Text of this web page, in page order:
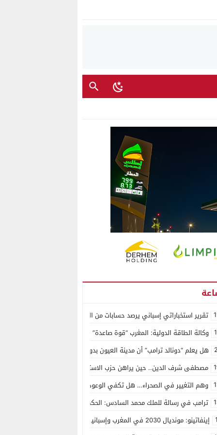
تقرير استخباراتي إسباني يرصد حسابات من الجزائر وأرقاما بـ”213+” ضمن حملة رقمية منظمة حرّضت على اقتحام سبتة
وكالة الطاقة الدولية: المغرب “قوة صاعدة” في سوق المعادن الاستراتيجية
هل يعلم “دونالد ترامب” أن مدينة العيون بدون ماء؟
مصطفى شرف الدين.. حين يراهن حزب الاستقلال على الكفاءة ويمنح الشباب
وهم التغيير في الصحراء… هل تكفي الوعود الفارغة لصناعة الواقع؟
ترامب في رسالة للملك محمد السادس: الحكم الذاتي هو الأساس الوحيد لحل
إينفاتينو: مونديال 2030 في المغرب وإسبانيا والبرتغال سيكون “الأجمل في التاريخ”